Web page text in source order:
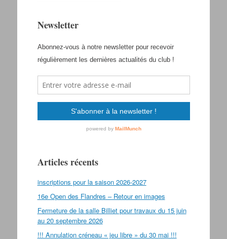
Newsletter
Articles récents
inscriptions pour la saison 2026-2027
16e Open des Flandres – Retour en images
Fermeture de la salle Billiet pour travaux du 15 juin
au 20 septembre 2026
!!! Annulation créneau « jeu libre » du 30 mai !!!